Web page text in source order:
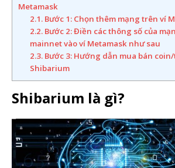
Metamask
2.1.Bước 1: Chọn thêm mạng trên ví
2.2.Bước 2: Điền các thông số của
mainnet vào ví Metamask như sau
2.3.Bước 3: Hướng dẫn mua bán
Shibarium
Shibarium là gì?